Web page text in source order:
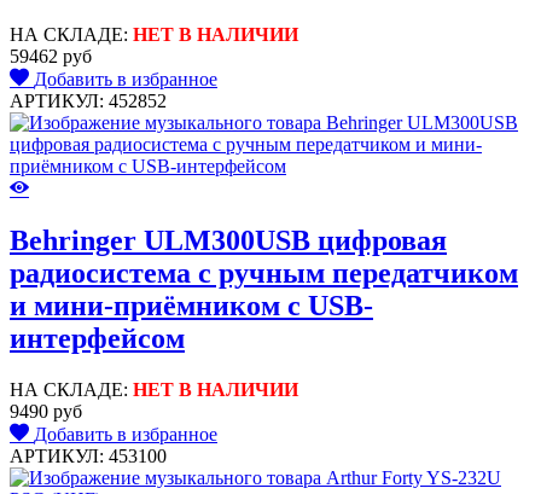
НА СКЛАДЕ: НЕТ В НАЛИЧИИ
59462 руб
Добавить в избранное
АРТИКУЛ: 452852
Behringer ULM300USB цифровая
радиосистема с ручным передатчиком
и мини-приёмником с USB-
интерфейсом
НА СКЛАДЕ: НЕТ В НАЛИЧИИ
9490 руб
Добавить в избранное
АРТИКУЛ: 453100